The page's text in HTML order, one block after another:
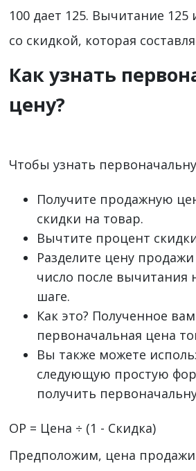
100 дает 125. Вычитание 125
со скидкой, которая
Как узнать
цену?
Чтобы узнать
Получите продажную
скидки на товар.
Вычтите процент
Разделите цену
число после
шаге.
Как это? Полученное
первоначальная цена
Вы также можете
следующую простую
получить
OP = Цена ÷ (1 - Скидка)
Предположим, цена продажи